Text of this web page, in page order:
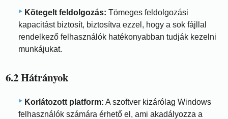
Kötegelt feldolgozás: Tömeges feldolgozási
kapacitást biztosít, biztosítva ezzel, hogy a sok fájllal
rendelkező felhasználók hatékonyabban tudják kezelni
munkájukat.
6.2 Hátrányok
Korlátozott platform: A szoftver kizárólag Windows
felhasználók számára érhető el, ami akadályozza a